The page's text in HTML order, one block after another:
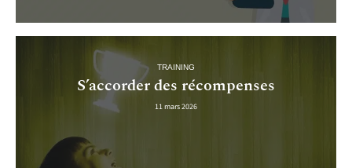
TRAINING
S’accorder des récompenses
11 mars 2026